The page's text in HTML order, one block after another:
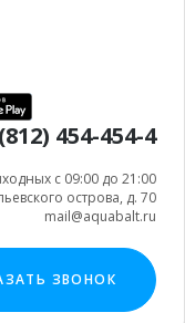
454-454-4
с 09:00 до 21:00
острова, д. 70
mail@aquabalt.ru
ЗВОНОК